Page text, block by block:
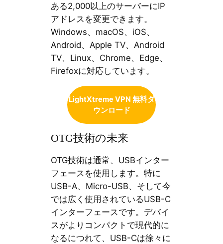
ある2,000以上のサーバーにIP
アドレスを変更できます。
Windows、macOS、iOS、
Android、Apple TV、Android
TV、Linux、Chrome、Edge、
Firefoxに対応しています。
LightXtreme VPN 無料ダ
ウンロード
OTG技術の未来
OTG技術は通常、USBインター
フェースを使用します。特に
USB-A、Micro-USB、そして今
では広く使用されているUSB-C
インターフェースです。デバイ
スがよりコンパクトで現代的に
なるにつれて、USB-Cは徐々に